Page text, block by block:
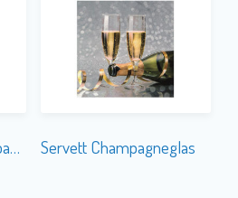
Konfettipopper Champagne Servett Champagneglas